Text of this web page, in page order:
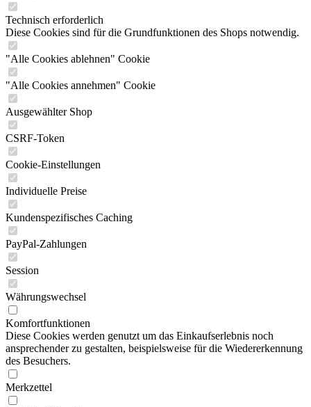
Technisch erforderlich
Diese Cookies sind für die Grundfunktionen des Shops notwendig.
"Alle Cookies ablehnen" Cookie
"Alle Cookies annehmen" Cookie
Ausgewählter Shop
CSRF-Token
Cookie-Einstellungen
Individuelle Preise
Kundenspezifisches Caching
PayPal-Zahlungen
Session
Währungswechsel
Komfortfunktionen
Diese Cookies werden genutzt um das Einkaufserlebnis noch
ansprechender zu gestalten, beispielsweise für die Wiedererkennung
des Besuchers.
Merkzettel